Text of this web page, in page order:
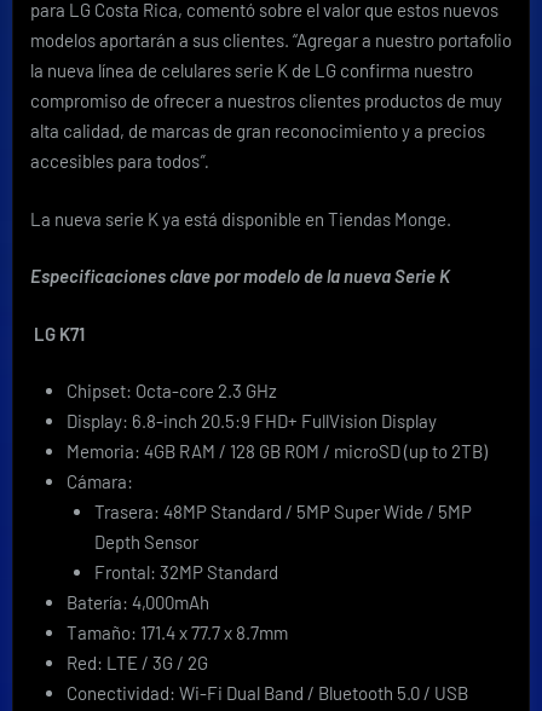
para LG Costa Rica, comentó sobre el valor que estos nuevos
modelos aportarán a sus clientes. “Agregar a nuestro portafolio
la nueva línea de celulares serie K de LG confirma nuestro
compromiso de ofrecer a nuestros clientes productos de muy
alta calidad, de marcas de gran reconocimiento y a precios
accesibles para todos”.
La nueva serie K ya está disponible en Tiendas Monge.
Especificaciones clave por modelo de la nueva Serie K
LG K71
Chipset: Octa-core 2.3 GHz
Display: 6.8-inch 20.5:9 FHD+ FullVision Display
Memoria: 4GB RAM / 128 GB ROM / microSD (up to 2TB)
Cámara:
Trasera: 48MP Standard / 5MP Super Wide / 5MP
Depth Sensor
Frontal: 32MP Standard
Batería: 4,000mAh
Tamaño: 171.4 x 77.7 x 8.7mm
Red: LTE / 3G / 2G
Conectividad: Wi-Fi Dual Band / Bluetooth 5.0 / USB